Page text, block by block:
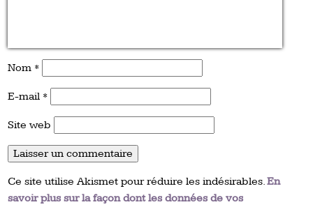
Nom *
E-mail *
Site web
Ce site utilise Akismet pour réduire les indésirables.En
savoir plus sur la façon dont les données de vos